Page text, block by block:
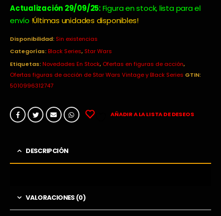
original
era:
actual
es:
27,90€.
Actualización 29/09/25:Figura en stock, lista para el
envío !Últimas unidades disponibles!
Disponibilidad: Sin existencias
Categorías:Black Series, Star Wars
Etiquetas:Novedades En Stock, Ofertas en figuras de acción,
Ofertas figuras de acción de Star Wars Vintage y Black Series GTIN:
5010996312747
AÑADIR A LA LISTA DE DESEOS
DESCRIPCIÓN
VALORACIONES (0)